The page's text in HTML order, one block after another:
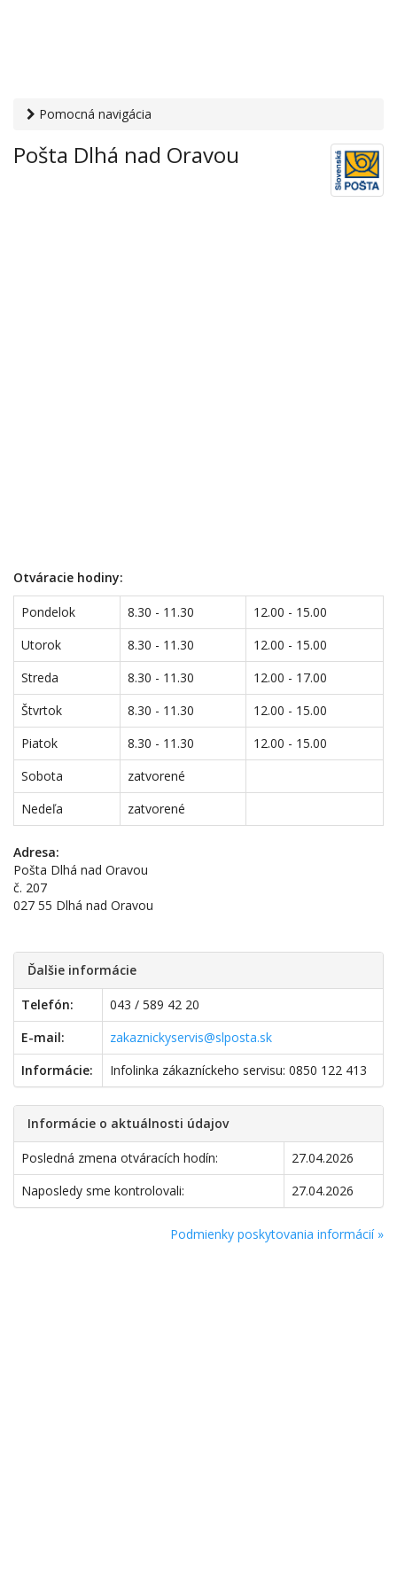
Pomocná navigácia
služby› Pošty› Pošta Dlhá nad Oravou
Pošta Dlhá nad Oravou
Otváracie hodiny:
Pondelok 8.30 - 11.30
12.00 - 15.00
Utorok
8.30 - 11.30
12.00 - 15.00
Streda
8.30 - 11.30
12.00 - 17.00
Štvrtok
8.30 - 11.30
12.00 - 15.00
Piatok
8.30 - 11.30
12.00 - 15.00
Sobota
zatvorené
Nedeľa
zatvorené
Adresa:
Pošta Dlhá nad Oravou
č. 207
027 55 Dlhá nad Oravou
Ďalšie informácie
Telefón:
043 / 589 42 20
E-mail:
zakaznickyservis@slposta.sk
Informácie:
Infolinka zákazníckeho servisu: 0850 122 413
Informácie o aktuálnosti údajov
Posledná zmena otváracích hodín:
27.04.2026
Naposledy sme kontrolovali:
27.04.2026
Podmienky poskytovania informácií »